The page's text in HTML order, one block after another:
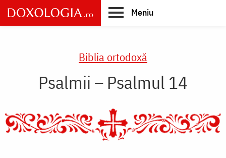
Skip
to
main
Meniu
Biblia ortodoxă
Psalmii – Psalmul 14